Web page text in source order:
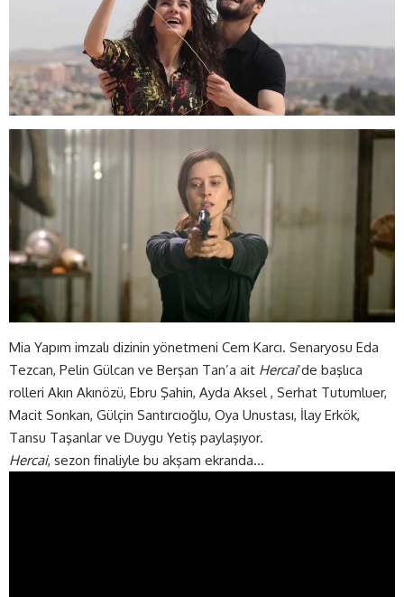
Mia Yapım imzalı dizinin yönetmeni Cem Karcı. Senaryosu Eda
Tezcan, Pelin Gülcan ve Berşan Tan’a ait Hercai‘de başlıca
rolleri Akın Akınözü, Ebru Şahin, Ayda Aksel , Serhat Tutumluer,
Macit Sonkan, Gülçin Santırcıoğlu, Oya Unustası, İlay Erkök,
Tansu Taşanlar ve Duygu Yetiş paylaşıyor.
Hercai, sezon finaliyle bu akşam ekranda…